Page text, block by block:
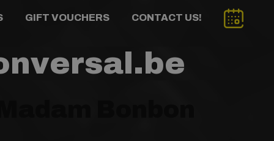
GIFT VOUCHERS CONTACT US!